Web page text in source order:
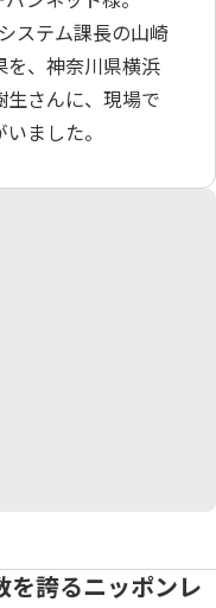
ステム課長の山崎
を、神奈川県横浜
生さんに、現場で
ました。
を誇るニッポンレ